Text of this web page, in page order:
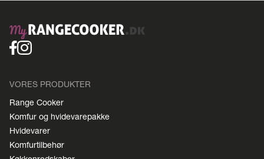
VORES PRODUKTER
Range Cooker
Komfur og hvidevarepakke
Hvidevarer
Komfurtilbehør